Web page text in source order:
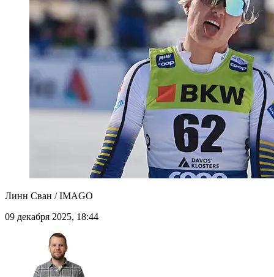
Линн Сван / IMAGO
09 декабря 2025, 18:44